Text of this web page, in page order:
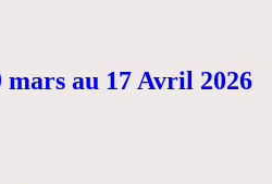
mars au 17 Avril 2026